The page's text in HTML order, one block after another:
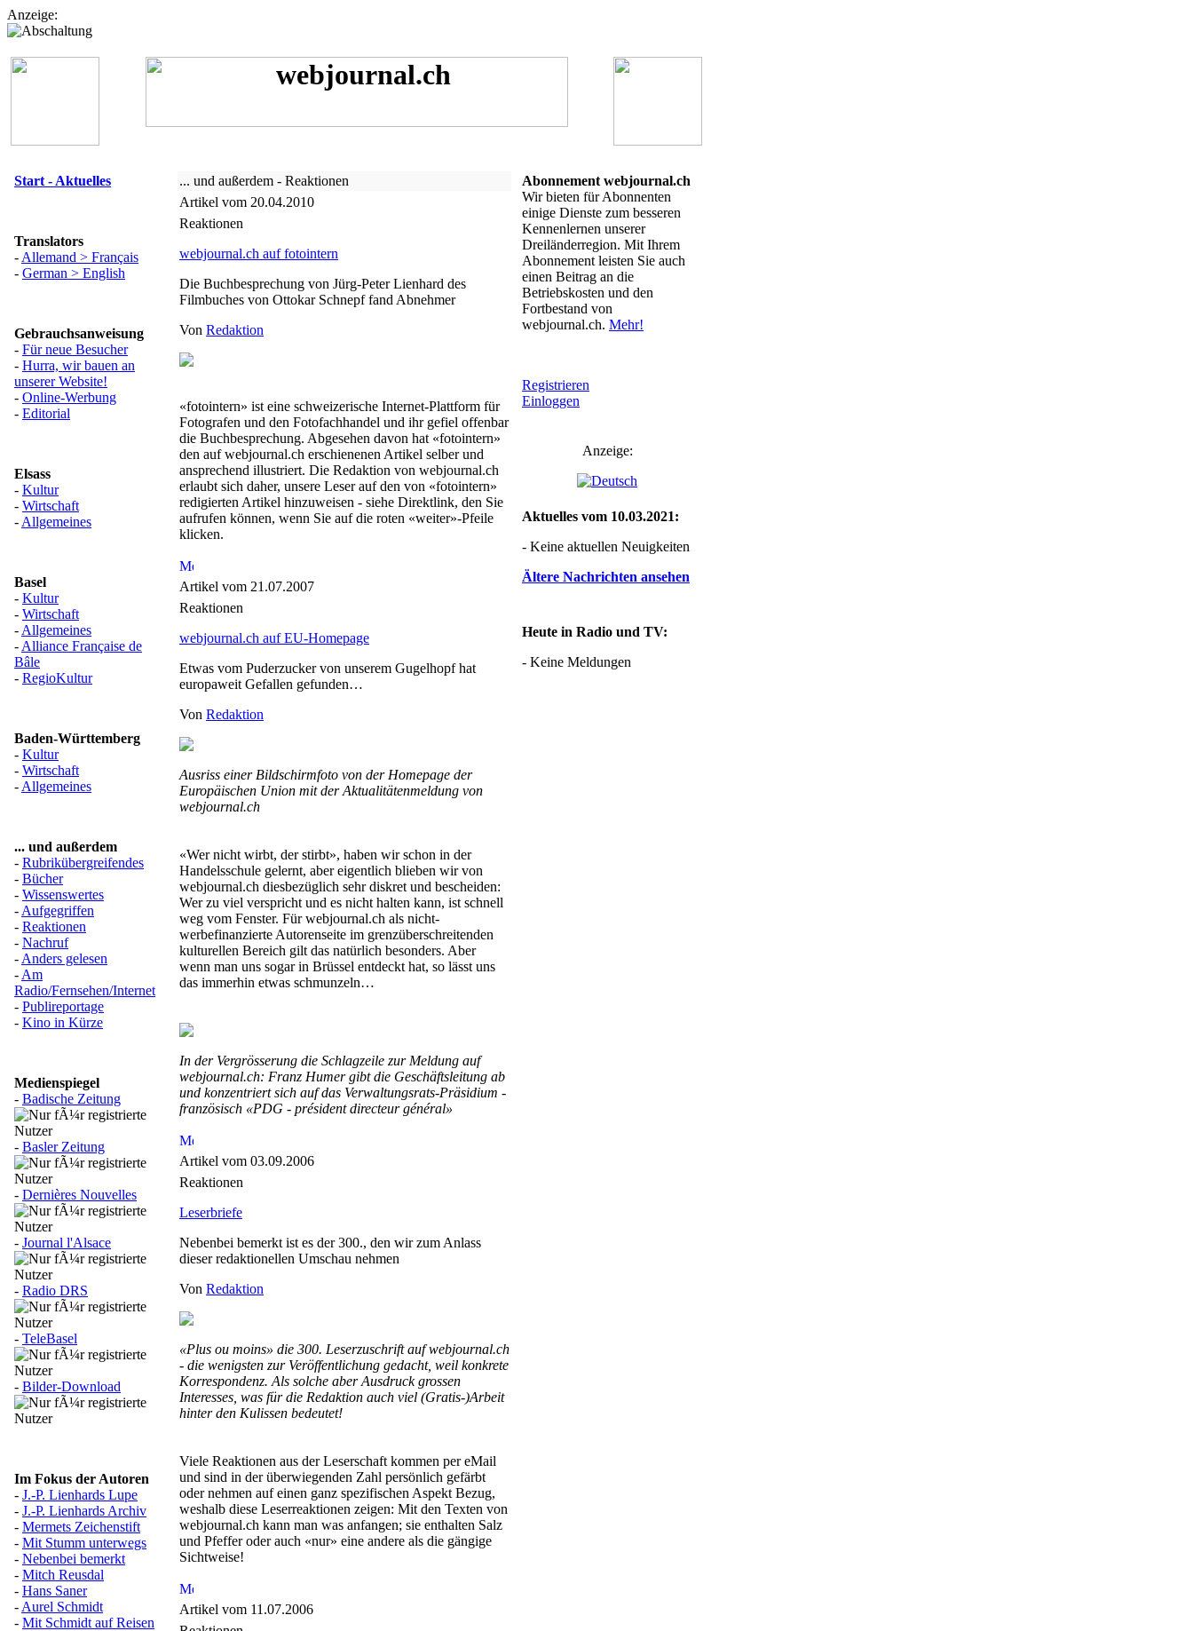
Anzeige:
Start - Aktuelles
Translators
- Allemand > Français
- German > English
Gebrauchsanweisung
- Für neue Besucher
- Hurra, wir bauen an
unserer Website!
- Online-Werbung
- Editorial
Elsass
- Kultur
- Wirtschaft
- Allgemeines
Basel
- Kultur
- Wirtschaft
- Allgemeines
- Alliance Française de
Bâle
- RegioKultur
Baden-Württemberg
- Kultur
- Wirtschaft
- Allgemeines
... und außerdem
- Rubrikübergreifendes
- Bücher
- Wissenswertes
- Aufgegriffen
- Reaktionen
- Nachruf
- Anders gelesen
- Am
Radio/Fernsehen/Internet
- Publireportage
- Kino in Kürze
Medienspiegel
- Badische Zeitung
- Basler Zeitung
- Dernières Nouvelles
- Journal l'Alsace
- Radio DRS
- TeleBasel
- Bilder-Download
Im Fokus der Autoren
- J.-P. Lienhards Lupe
- J.-P. Lienhards Archiv
- Mermets Zeichenstift
- Mit Stumm unterwegs
- Nebenbei bemerkt
- Mitch Reusdal
- Hans Saner
- Aurel Schmidt
- Mit Schmidt auf Reisen
... und außerdem - Reaktionen
Artikel vom 20.04.2010
Reaktionen
webjournal.ch auf fotointern
Die Buchbesprechung von Jürg-Peter Lienhard des
Filmbuches von Ottokar Schnepf fand Abnehmer
Von Redaktion
«fotointern» ist eine schweizerische Internet-Plattform für
Fotografen und den Fotofachhandel und ihr gefiel offenbar
die Buchbesprechung. Abgesehen davon hat «fotointern»
den auf webjournal.ch erschienenen Artikel selber und
ansprechend illustriert. Die Redaktion von webjournal.ch
erlaubt sich daher, unsere Leser auf den von «fotointern»
redigierten Artikel hinzuweisen - siehe Direktlink, den Sie
aufrufen können, wenn Sie auf die roten «weiter»-Pfeile
klicken.
Artikel vom 21.07.2007
Reaktionen
webjournal.ch auf EU-Homepage
Etwas vom Puderzucker von unserem Gugelhopf hat
europaweit Gefallen gefunden…
Von Redaktion
Ausriss einer Bildschirmfoto von der Homepage der
Europäischen Union mit der Aktualitätenmeldung von
webjournal.ch
«Wer nicht wirbt, der stirbt», haben wir schon in der
Handelsschule gelernt, aber eigentlich blieben wir von
webjournal.ch diesbezüglich sehr diskret und bescheiden:
Wer zu viel verspricht und es nicht halten kann, ist schnell
weg vom Fenster. Für webjournal.ch als nicht-
werbefinanzierte Autorenseite im grenzüberschreitenden
kulturellen Bereich gilt das natürlich besonders. Aber
wenn man uns sogar in Brüssel entdeckt hat, so lässt uns
das immerhin etwas schmunzeln…
In der Vergrösserung die Schlagzeile zur Meldung auf
webjournal.ch: Franz Humer gibt die Geschäftsleitung ab
und konzentriert sich auf das Verwaltungsrats-Präsidium -
französisch «PDG - président directeur général»
Artikel vom 03.09.2006
Reaktionen
Leserbriefe
Nebenbei bemerkt ist es der 300., den wir zum Anlass
dieser redaktionellen Umschau nehmen
Von Redaktion
«Plus ou moins» die 300. Leserzuschrift auf webjournal.ch
- die wenigsten zur Veröffentlichung gedacht, weil konkrete
Korrespondenz. Als solche aber Ausdruck grossen
Interesses, was für die Redaktion auch viel (Gratis-)Arbeit
hinter den Kulissen bedeutet!
Viele Reaktionen aus der Leserschaft kommen per eMail
und sind in der überwiegenden Zahl persönlich gefärbt
oder nehmen auf einen ganz spezifischen Aspekt Bezug,
weshalb diese Leserreaktionen zeigen: Mit den Texten von
webjournal.ch kann man was anfangen; sie enthalten Salz
und Pfeffer oder auch «nur» eine andere als die gängige
Sichtweise!
Artikel vom 11.07.2006
Abonnement webjournal.ch
Wir bieten für Abonnenten
einige Dienste zum besseren
Kennenlernen unserer
Dreiländerregion. Mit Ihrem
Abonnement leisten Sie auch
einen Beitrag an die
Betriebskosten und den
Fortbestand von
webjournal.ch. Mehr!
Registrieren
Einloggen
Anzeige:
Aktuelles vom 10.03.2021:
- Keine aktuellen Neuigkeiten
Ältere Nachrichten ansehen
Heute in Radio und TV:
- Keine Meldungen